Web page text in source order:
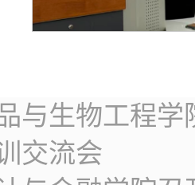
与生物工程学
交流会